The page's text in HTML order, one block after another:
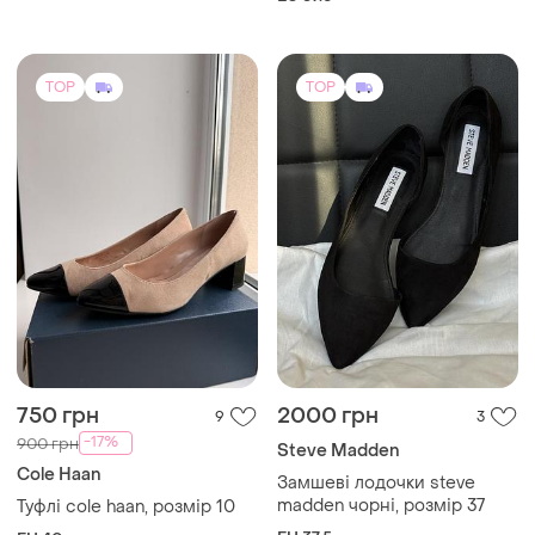
TOP
750 грн 9
900 грн -17%
Cole Haan
Туфлі cole haan, розмір 10
TOP
2000 грн 3
Steve Madden
Замшеві лодочки steve
madden чорні, розмір 37